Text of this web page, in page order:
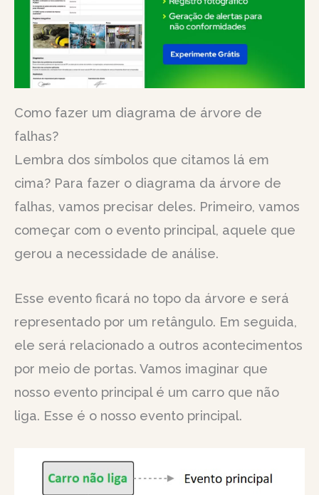
Como fazer um diagrama de árvore de
falhas?
Lembra dos símbolos que citamos lá em
cima? Para fazer o diagrama da árvore de
falhas, vamos precisar deles. Primeiro, vamos
começar com o evento principal, aquele que
gerou a necessidade de análise.
Esse evento ficará no topo da árvore e será
representado por um retângulo. Em seguida,
ele será relacionado a outros acontecimentos
por meio de portas. Vamos imaginar que
nosso evento principal é um carro que não
liga. Esse é o nosso evento principal.